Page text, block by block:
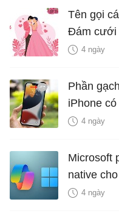
Tên gọi
Đám cưới
là bao
4 ngày
Phần
iPhone
hiểm?
4 ngày
Microsoft
native
năng mới
4 ngày